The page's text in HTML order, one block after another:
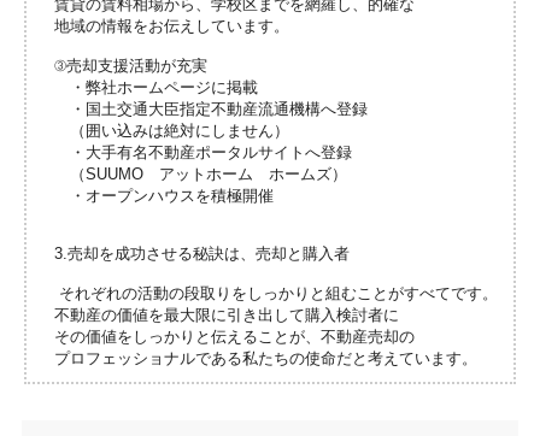
賃貸の賃料相場から、学校区までを網羅し、的確な
地域の情報をお伝えしています。
③売却支援活動が充実
・弊社ホームページに掲載
・国土交通大臣指定不動産流通機構へ登録
（囲い込みは絶対にしません）
・大手有名不動産ポータルサイトへ登録
（SUUMO アットホーム ホームズ）
・オープンハウスを積極開催
3.売却を成功させる秘訣は、売却と購入者
それぞれの活動の段取りをしっかりと組むことがすべてです。
不動産の価値を最大限に引き出して購入検討者に
その価値をしっかりと伝えることが、不動産売却の
プロフェッショナルである私たちの使命だと考えています。